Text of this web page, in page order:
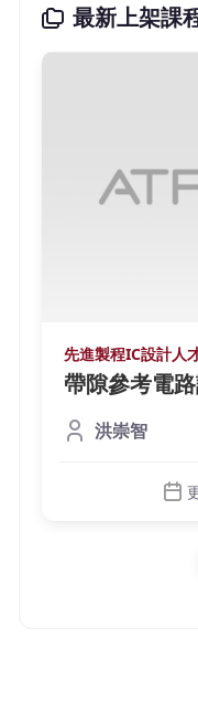
最新上架課
先進製程IC設計人
帶隙參考電
洪崇智